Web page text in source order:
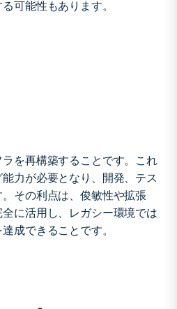
可能性もあります。
を再構築することです。これ
力が必要となり、開発、テス
その利点は、俊敏性や拡張
に活用し、レガシー環境では
成できることです。